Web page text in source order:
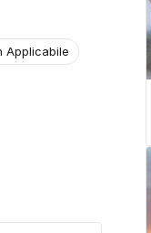
Applicabile